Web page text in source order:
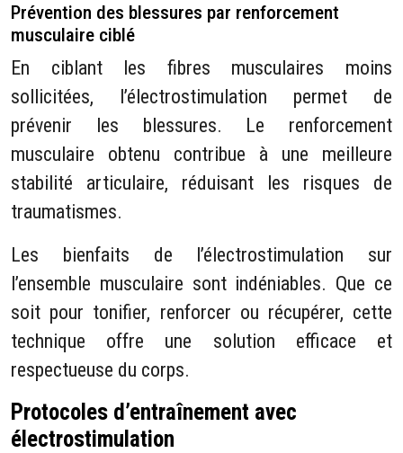
Prévention des blessures par renforcement
musculaire ciblé
En ciblant les fibres musculaires moins
sollicitées, l’électrostimulation permet de
prévenir les blessures. Le renforcement
musculaire obtenu contribue à une meilleure
stabilité articulaire, réduisant les risques de
traumatismes.
Les bienfaits de l’électrostimulation sur
l’ensemble musculaire sont indéniables. Que ce
soit pour tonifier, renforcer ou récupérer, cette
technique offre une solution efficace et
respectueuse du corps.
Protocoles d’entraînement avec
électrostimulation